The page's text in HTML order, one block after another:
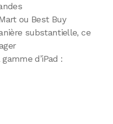
ou Best Buy
substantielle, ce
d’iPad :